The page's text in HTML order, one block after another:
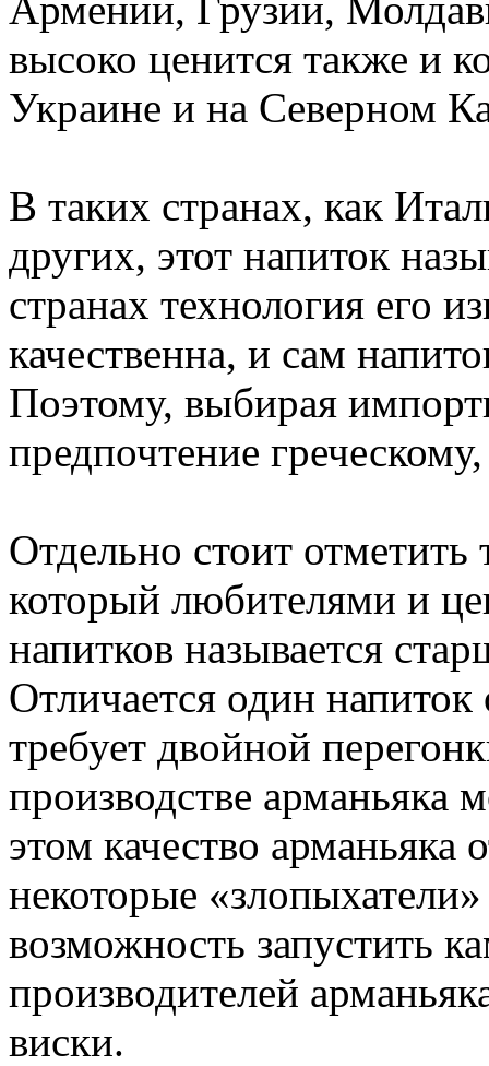
высоко ценится также и
Украине и на Северном
В таких странах, как
других, этот напиток
странах технология его
качественна, и сам
Поэтому, выбирая
предпочтение
Отдельно стоит отметить
который любителями и
напитков называется
Отличается один напиток
требует двойной
производстве арманьяка
этом качество арманьяка
некоторые
возможность запустить
производителей
виски.